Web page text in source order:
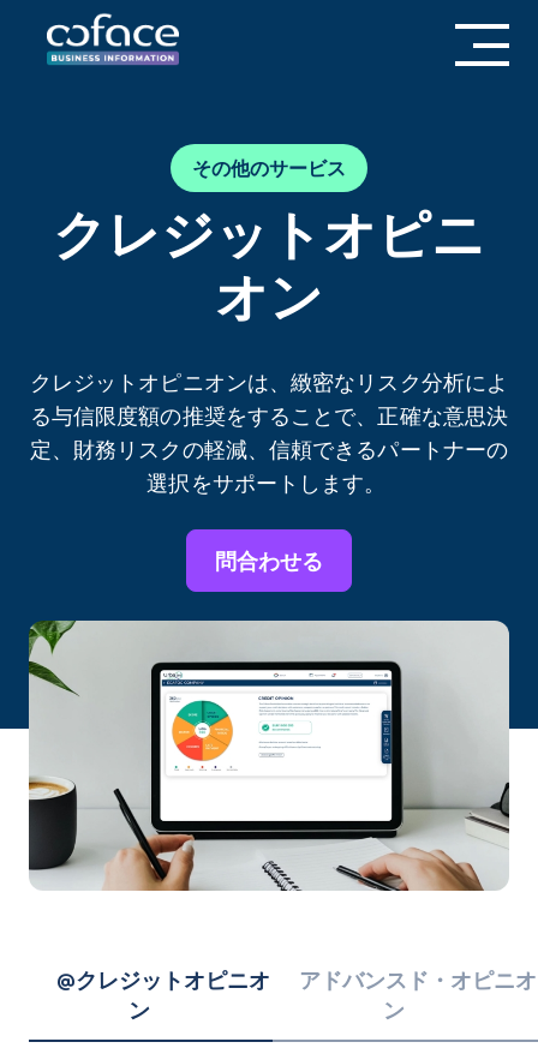
その他のサービス
クレジットオピニ
オン
クレジットオピニオンは、緻密なリスク分析によ
る与信限度額の推奨をすることで、正確な意思決
定、財務リスクの軽減、信頼できるパートナーの
選択をサポートします。
問合わせる
@クレジットオピニオ
ン
アドバンスド・オピニオ
ン